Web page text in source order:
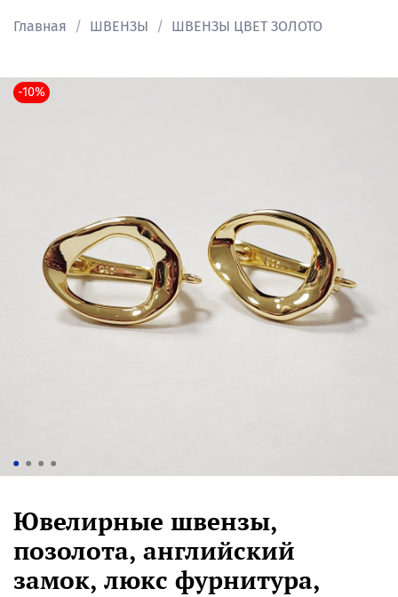
Главная ШВЕНЗЫ ШВЕНЗЫ ЦВЕТ ЗОЛОТО
-10%
Ювелирные швензы,
позолота, английский
замок, люкс фурнитура,